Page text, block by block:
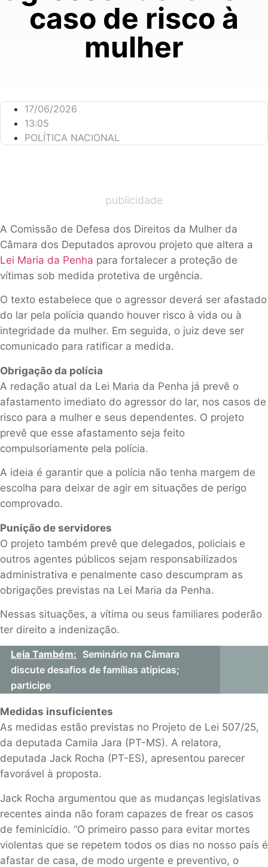
caso de risco à
mulher
17/06/2026
13:05
POLÍTICA NACIONAL
publicidade
A Comissão de Defesa dos Direitos da Mulher da
Câmara dos Deputados aprovou projeto que altera a
Lei Maria da Penha para fortalecer a proteção de
vítimas sob medida protetiva de urgência.
O texto estabelece que o agressor deverá ser afastado
do lar pela polícia quando houver risco à vida ou à
integridade da mulher. Em seguida, o juiz deve ser
comunicado para ratificar a medida.
Obrigação da polícia
A redação atual da Lei Maria da Penha já prevê o
afastamento imediato do agressor do lar, nos casos de
risco para a mulher e seus dependentes. O projeto
prevê que esse afastamento seja feito
compulsoriamente pela polícia.
A ideia é garantir que a polícia não tenha margem de
escolha para deixar de agir em situações de perigo
comprovado.
Punição de servidores
O projeto também prevê que delegados, policiais e
outros agentes públicos sejam responsabilizados
administrativa e penalmente caso descumpram as
obrigações previstas na Lei Maria da Penha.
Nessas situações, a vítima ou seus familiares poderão
ter direito a indenização.
Leia Também: Seminário na Câmara
discute desafios de famílias atípicas;
participe
Medidas insuficientes
As medidas estão previstas no Projeto de Lei 507/25,
da deputada Camila Jara (PT-MS). A relatora,
deputada Jack Rocha (PT-ES), apresentou parecer
favorável à proposta.
Jack Rocha argumentou que as mudanças legislativas
recentes ainda não foram capazes de frear os casos
de feminicídio. “O primeiro passo para evitar mortes
violentas que se repetem todos os dias no nosso país é
afastar de casa, de modo urgente e preventivo, o